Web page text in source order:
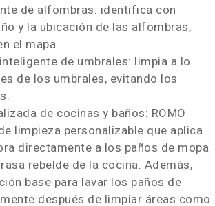
de alfombras: identifica con
y la ubicación de las alfombras,
el mapa.
de umbrales: limpia a lo
de los umbrales, evitando los
de cocinas y baños: ROMO
limpieza personalizable que aplica
directamente a los paños de mopa
rebelde de la cocina. Además,
base para lavar los paños de
después de limpiar áreas como